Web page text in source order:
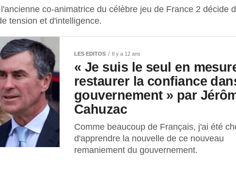
co-animatrice du célèbre jeu de France 2 décide
tension et d'intelligence.
LES EDITOS Il y a 12 ans
« Je suis le seul en
restaurer la confiance
gouvernement » par
Cahuzac
Comme beaucoup de Français, j'ai été
d'apprendre la nouvelle de ce nouveau
remaniement du gouvernement.